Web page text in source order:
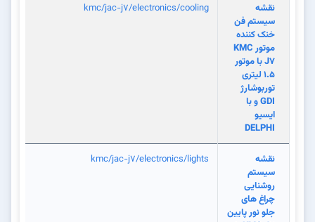
نقشه
سیستم فن
خنک کننده
موتور KMC
J7 با موتور
1.5 لیتری
توربوشارژ
GDI و با
ایسیو
DELPHI
kmc/jac-j7/electronics/cooling
نقشه
سیستم
روشنایی
چراغ های
جلو نور پایین
kmc/jac-j7/electronics/lights